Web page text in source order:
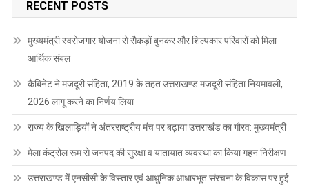
RECENT POSTS
मुख्यमंत्री स्वरोजगार योजना से सैकड़ों बुनकर और शिल्पकार परिवारों को मिला
आर्थिक संबल
कैबिनेट ने मजदूरी संहिता, 2019 के तहत उत्तराखण्ड मजदूरी संहिता नियमावली,
2026 लागू करने का निर्णय लिया
राज्य के खिलाड़ियों ने अंतरराष्ट्रीय मंच पर बढ़ाया उत्तराखंड का गौरव: मुख्यमंत्री
मेला कंट्रोल रूम से जनपद की सुरक्षा व यातायात व्यवस्था का किया गहन निरीक्षण
उत्तराखण्ड में एनसीसी के विस्तार एवं आधुनिक आधारभूत संरचना के विकास पर हुई